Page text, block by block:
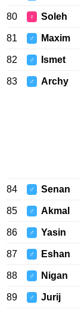
80 ♀ Soleh
81 ♂ Maxim
82 ♂ Ismet
83 ♂ Archy
84 ♂ Senan
85 ♂ Akmal
86 ♂ Yasin
87 ♂ Eshan
88 ♂ Nigan
89 ♂ Jurij